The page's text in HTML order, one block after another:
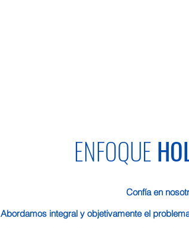
ENFOQUE
Confía en
Abordamos integral y objetivamente el